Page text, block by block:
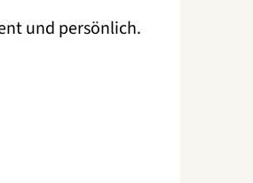
und persönlich.